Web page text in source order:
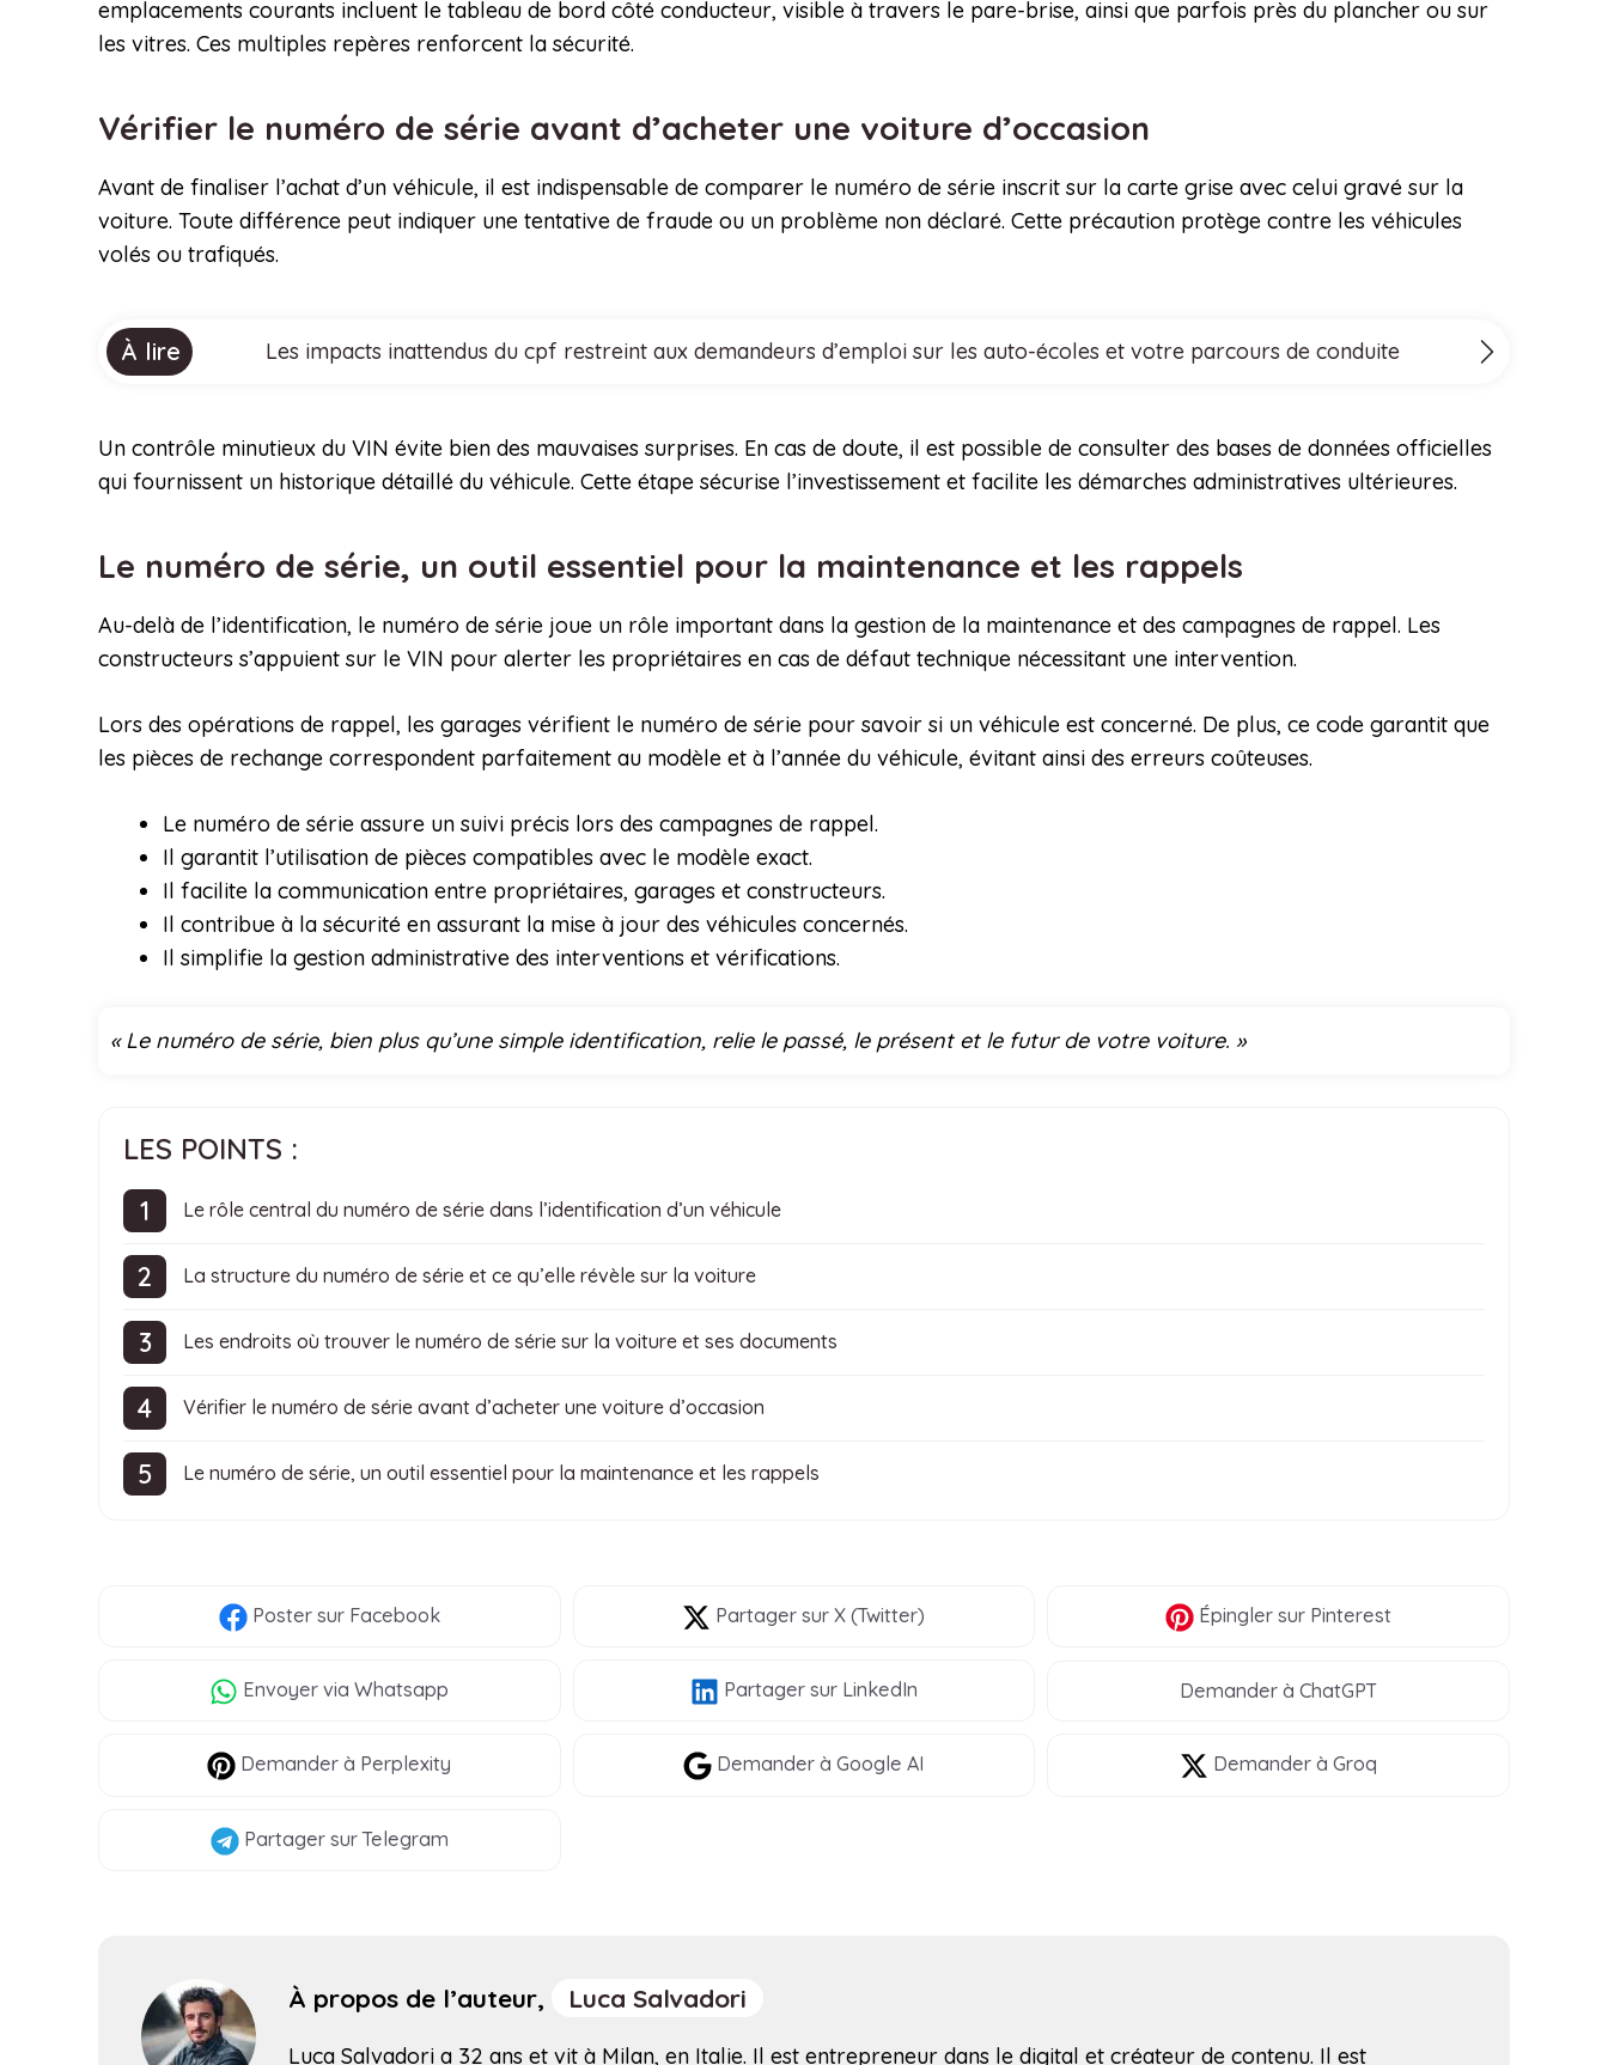
emplacements courants incluent le tableau de bord côté conducteur, visible à travers le pare-brise, ainsi que parfois près du plancher ou sur
les vitres. Ces multiples repères renforcent la sécurité.
Vérifier le numéro de série avant d’acheter une voiture d’occasion
Avant de finaliser l’achat d’un véhicule, il est indispensable de comparer le numéro de série inscrit sur la carte grise avec celui gravé sur la
voiture. Toute différence peut indiquer une tentative de fraude ou un problème non déclaré. Cette précaution protège contre les véhicules
volés ou trafiqués.
À lire Les impacts inattendus du cpf restreint aux demandeurs d’emploi sur les auto-écoles et votre parcours de conduite
Un contrôle minutieux du VIN évite bien des mauvaises surprises. En cas de doute, il est possible de consulter des bases de données officielles
qui fournissent un historique détaillé du véhicule. Cette étape sécurise l’investissement et facilite les démarches administratives ultérieures.
Le numéro de série, un outil essentiel pour la maintenance et les rappels
Au-delà de l’identification, le numéro de série joue un rôle important dans la gestion de la maintenance et des campagnes de rappel. Les
constructeurs s’appuient sur le VIN pour alerter les propriétaires en cas de défaut technique nécessitant une intervention.
Lors des opérations de rappel, les garages vérifient le numéro de série pour savoir si un véhicule est concerné. De plus, ce code garantit que
les pièces de rechange correspondent parfaitement au modèle et à l’année du véhicule, évitant ainsi des erreurs coûteuses.
Le numéro de série assure un suivi précis lors des campagnes de rappel.
Il garantit l’utilisation de pièces compatibles avec le modèle exact.
Il facilite la communication entre propriétaires, garages et constructeurs.
Il contribue à la sécurité en assurant la mise à jour des véhicules concernés.
Il simplifie la gestion administrative des interventions et vérifications.
« Le numéro de série, bien plus qu’une simple identification, relie le passé, le présent et le futur de votre voiture. »
LES POINTS :
Le rôle central du numéro de série dans l’identification d’un véhicule
La structure du numéro de série et ce qu’elle révèle sur la voiture
Les endroits où trouver le numéro de série sur la voiture et ses documents
Vérifier le numéro de série avant d’acheter une voiture d’occasion
Le numéro de série, un outil essentiel pour la maintenance et les rappels
Postersur Facebook Partager sur X (Twitter) Épingler sur Pinterest
Envoyer via Whatsapp Partagersur LinkedIn Demander à ChatGPT
Demander à Perplexity Demander à Google AI Demander à Groq
Partagersur Telegram
À propos de l’auteur, Luca Salvadori
Luca Salvadori a 32 ans et vit à Milan, en Italie. Il est entrepreneur dans le digital et créateur de contenu. Il est